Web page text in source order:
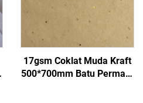
17gsm Coklat Muda Kraft
500*700mm Batu Permata